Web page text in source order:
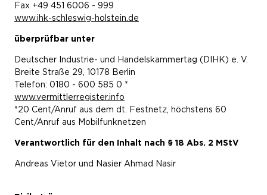
Fax +49 451 6006 - 999
www.ihk-schleswig-holstein.de
überprüfbar unter
Deutscher Industrie- und Handelskammertag (DIHK) e. V.
Breite Straße 29, 10178 Berlin
Telefon: 0180 - 600 585 0 *
www.vermittlerregister.info
*20 Cent/Anruf aus dem dt. Festnetz, höchstens 60
Cent/Anruf aus Mobilfunknetzen
Verantwortlich für den Inhalt nach § 18 Abs. 2 MStV
Andreas Vietor und Nasier Ahmad Nasir